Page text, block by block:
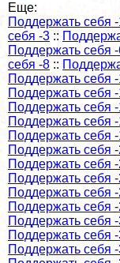
Еще:
Поддержать себя -
себя -3 ::
Поддержать себя
себя -8 ::
Поддержать себя -
Поддержать себя
Поддержать себя
Поддержать себя
Поддержать себя
Поддержать себя
Поддержать себя
Поддержать себя
Поддержать себя
Поддержать себя
Поддержать себя
Поддержать себя
Поддержать себя